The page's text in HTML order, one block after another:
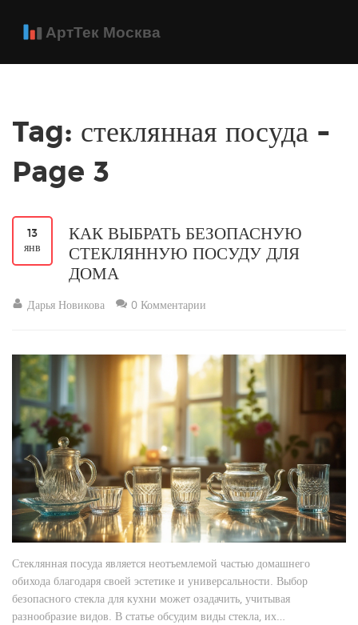
Tag: стеклянная посуда -
Page 3
13
янв
КАК ВЫБРАТЬ БЕЗОПАСНУЮ
СТЕКЛЯННУЮ ПОСУДУ ДЛЯ
ДОМА
Дарья Новикова 0 Комментарии
Стеклянная посуда является неотъемлемой частью домашнего
обихода благодаря своей эстетике и универсальности. Выбор
безопасного стекла для кухни может озадачить, учитывая
разнообразие видов. В статье обсудим виды стекла, их